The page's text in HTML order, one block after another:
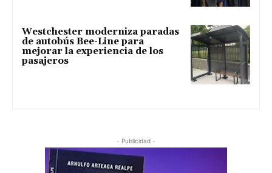
Westchester moderniza paradas
de autobús Bee-Line para
mejorar la experiencia de los
pasajeros
- Publicidad -